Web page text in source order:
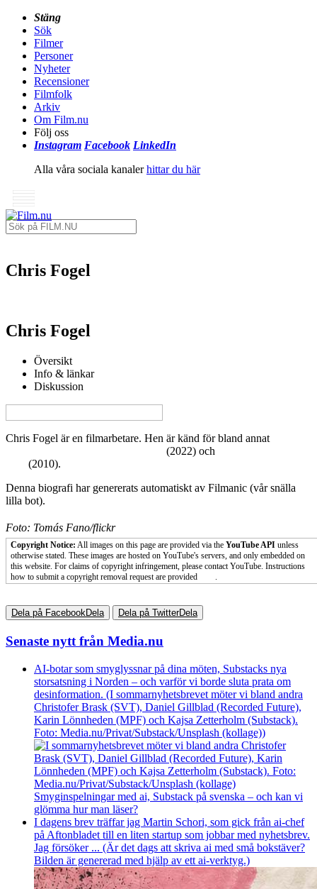
Stäng
Sök
Filmer
Personer
Nyheter
Recensioner
Filmfolk
Arkiv
Om Film.nu
Följ oss
Instagram Facebook LinkedIn
Alla våra sociala kanalerhittar du här
Chris Fogel
Chris Fogel
Översikt
Info & länkar
Diskussion
Chris Fogel är en filmarbetare. Hen är känd för bland annat
(2022) och
(2010).
Denna biografi har genererats automatiskt av Filmanic (vår snälla
lilla bot).
Foto: Tomás Fano/flickr
Copyright Notice: All images on this page are provided via the YouTube API unless
otherwise stated. These images are hosted on YouTube's servers, and only embedded on
this website. For claims of copyright infringement, please contact YouTube. Instructions
how to submit a copyright removal request are provided
.
Dela på FacebookDela Dela på TwitterDela
Senaste nytt från Media.nu
AI-botar som smyglyssnar på dina möten, Substacks nya
storsatsning i Norden – och varför vi borde sluta prata om
desinformation. (I sommarnyhetsbrevet möter vi bland andra
Christofer Brask (SVT), Daniel Gillblad (Recorded Future),
Karin Lönnheden (MPF) och Kajsa Zetterholm (Substack).
Foto: Media.nu/Privat/Substack/Unsplash (kollage))
Smyginspelningar med ai, Substack på svenska – och kan vi
glömma hur man läser?
I dagens brev träffar jag Martin Schori, som gick från ai-chef
på Aftonbladet till en liten startup som jobbar med nyhetsbrev.
Jag försöker ... (Är det dags att skriva ai med små bokstäver?
Bilden är genererad med hjälp av ett ai-verktyg.)